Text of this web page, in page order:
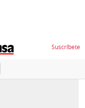
Suscríbete